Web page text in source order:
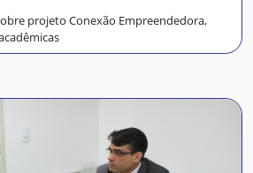
projeto Conexão Empreendedora,